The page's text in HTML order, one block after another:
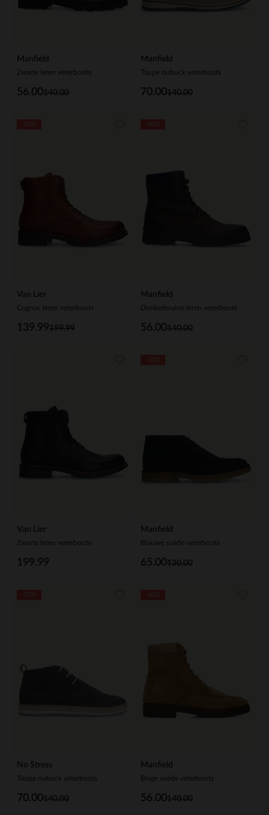
Manfield
Zwarte leren veterboots
140.00
56.00
Manfield
Taupe nubuck veterboots
140.00
70.00
Van Lier
Cognac leren veterboots
199.99
139.99
Manfield
Donkerbruine leren veterboots
140.00
56.00
Van Lier
Zwarte leren veterboots
199.99
Manfield
Blauwe suède veterboots
130.00
65.00
No Stress
Taupe nubuck veterboots
140.00
70.00
Manfield
Beige suède veterboots
140.00
56.00